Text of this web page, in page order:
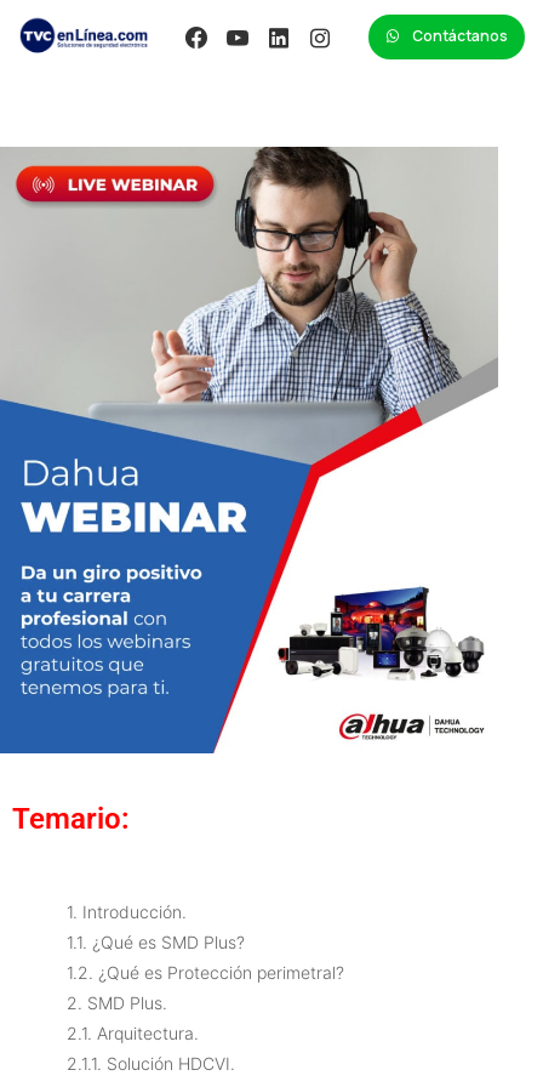
Contáctanos
Temario:
1. Introducción.
1.1. ¿Qué es SMD Plus?
1.2. ¿Qué es Protección perimetral?
2. SMD Plus.
2.1. Arquitectura.
2.1.1. Solución HDCVI.